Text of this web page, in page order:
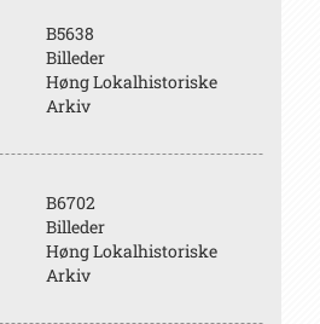
B5638
Billeder
Høng Lokalhistoriske
Arkiv
B6702
Billeder
Høng Lokalhistoriske
Arkiv